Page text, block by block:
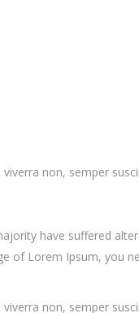
non, semper
have suffered
of Lorem Ipsum, you
non, semper